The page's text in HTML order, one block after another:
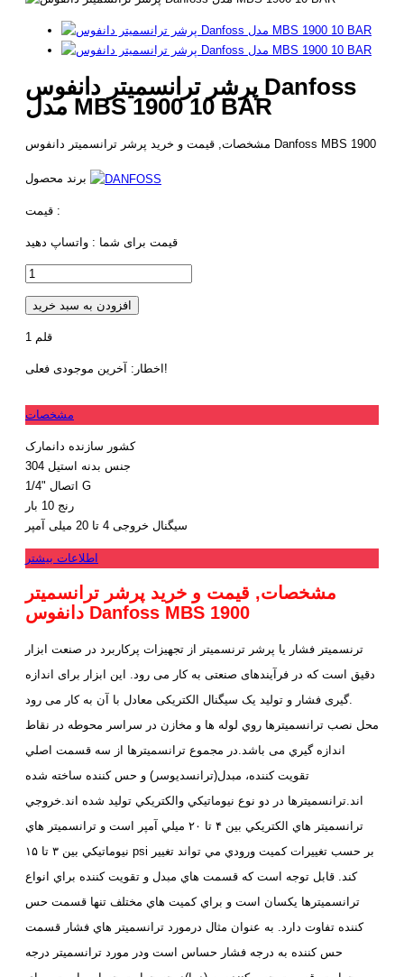
پرشر ترانسمیتر دانفوس Danfoss
مدل MBS 1900 10 BAR
مشخصات, قیمت و خرید پرشر ترانسمیتر دانفوس Danfoss MBS 1900
قیمت :
قیمت برای شما : واتساپ دهید
افزودن به سبد خرید
1 قلم
اخطار: آخرین موجودی فعلی!
مشخصات
کشور سازنده دانمارک
جنس بدنه استیل 304
اتصال "1/4 G
رنج 10 بار
سیگنال خروجی 4 تا 20 میلی آمپر
اطلاعات بیشتر
مشخصات, قیمت و خرید پرشر ترانسمیتر
دانفوس Danfoss MBS 1900
ترنسمیتر فشار یا پرشر ترنسمیتر از تجهیزات پرکاربرد در صنعت ابزار
دقیق است که در فرآیندهای صنعتی به کار می رود. این ابزار برای اندازه
گیری فشار و تولید یک سیگنال الکتریکی معادل با آن به کار می رود.
محل نصب ترانسميترها روي لوله ها و مخازن در سراسر محوطه در نقاط
اندازه گيري می باشد.در مجموع ترانسميترها از سه قسمت اصلي
تقويت كننده، مبدل(ترانسديوسر) و حس كننده ساخته شده
اند.ترانسميترها در دو نوع نيوماتيكي والكتريكي تولید شده اند.خروجي
ترانسميتر هاي الكتريكي بين ۴ تا ۲۰ ميلي آمپر است و ترانسميتر هاي
نيوماتيكي بين ۳ تا ۱۵ psi بر حسب تغييرات كميت ورودي مي تواند تغيير
كند. قابل توجه است که قسمت هاي مبدل و تقويت كننده براي انواع
ترانسميترها یکسان است و براي كميت هاي مختلف تنها قسمت حس
كننده تفاوت دارد. به عنوان مثال درمورد ترانسميتر هاي فشار قسمت
حس كننده به درجه فشار حساس است ودر مورد ترانسميتر درجه